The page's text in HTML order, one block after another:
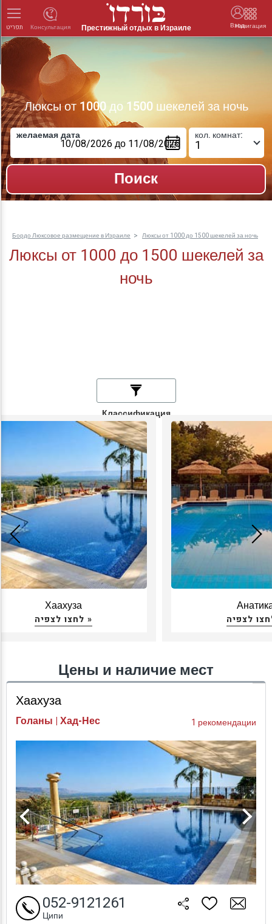
תפריט Престижный отдых в Израиле Вход
Навигация
Консультация
Люксы от 1000 до 1500 шекелей за ночь
желаемая дата кол. комнат:
Бордо Люксовое размещение в Израиле Люксы от 1000 до 1500 шекелей за ночь
Люксы от 1000 до 1500 шекелей за
ночь
Классификация
Хаахуза
לחצו לצפיה »
Цены и наличие мест
Хаахуза
Голаны | Хад-Нес 1 рекомендации
052-9121261
Ципи